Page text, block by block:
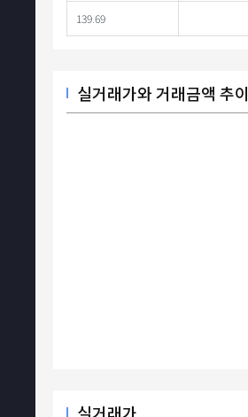
139.69
실거래가와 거래금액 추이